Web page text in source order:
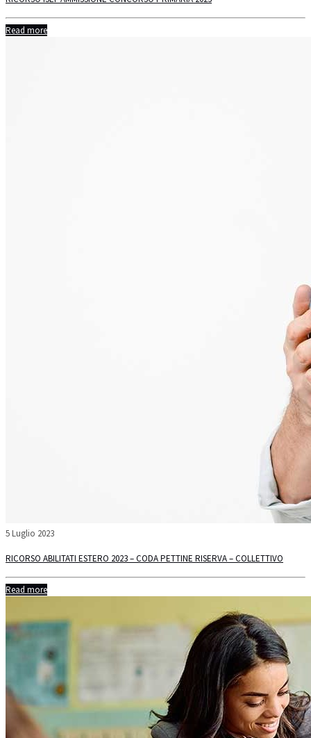
Read more
5 Luglio 2023
RICORSO ABILITATI ESTERO 2023 – CODA PETTINE RISERVA – COLLETTIVO
Read more